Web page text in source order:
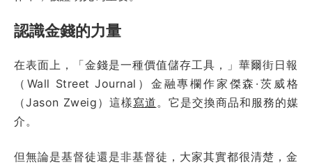
認識金錢的力量
在表面上，「金錢是一種價值儲存工具，」華爾街日報
（Wall Street Journal）金融專欄作家傑森·茨威格
（Jason Zweig）這樣寫道 。它是交換商品和服務的媒
介。
但無論是基督徒還是非基督徒，大家其實都很清楚，金